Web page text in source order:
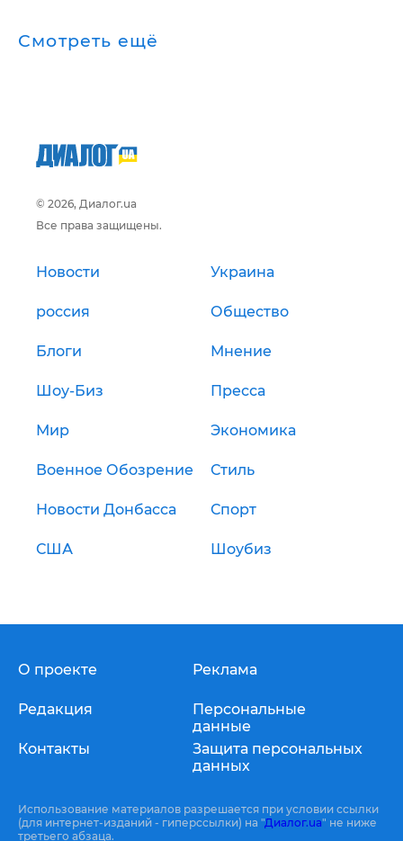
Смотреть ещё
© 2026, Диалог.ua
Все права защищены.
Новости Украина
россия Общество
Блоги Мнение
Шоу-Биз Пресса
Мир Экономика
Военное Обозрение Стиль
Новости Донбасса Спорт
США Шоубиз
О проекте
Редакция
Контакты
Реклама
Персональные
данные
Защита персональных
данных
Использование материалов разрешается при условии ссылки
(для интернет-изданий - гиперссылки) на "Диалог.ua" не ниже
третьего абзаца.